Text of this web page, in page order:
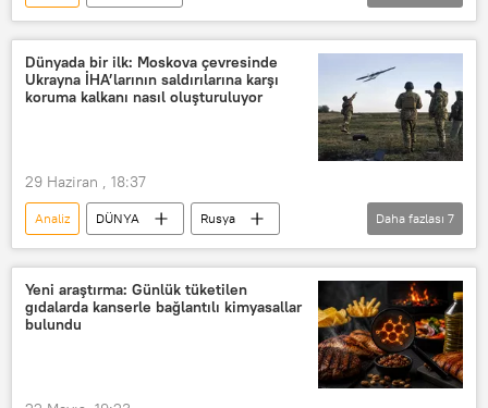
Uluslararası Ceza Mahkemesi (UCM)
uzman
yorum
Çifte standart
Rusya
Sputnik Afrika
Dünyada bir ilk: Moskova çevresinde
Ukrayna İHA’larının saldırılarına karşı
koruma kalkanı nasıl oluşturuluyor
29 Haziran , 18:37
Analiz DÜNYA
Rusya
hava savunma
Moskova
Ruslar
Aleksandr Kots
İnsansız Hava Aracı (İHA)
İHA
Daha fazlası 7
Yeni araştırma: Günlük tüketilen
gıdalarda kanserle bağlantılı kimyasallar
bulundu